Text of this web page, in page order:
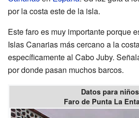
por la costa este de la isla.
Este faro es muy importante porque
Islas Canarias más cercano a la
específicamente al Cabo Juby.
por donde pasan muchos barcos.
Datos para niños
Faro de Punta La